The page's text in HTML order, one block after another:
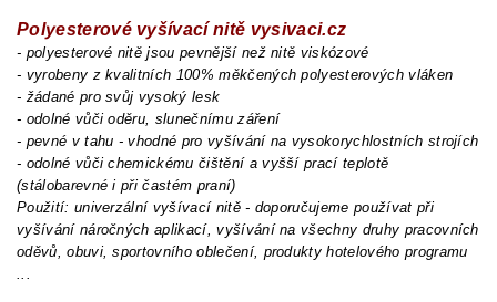
Polyesterové vyšívací nitě vysivaci.cz
- polyesterové nitě jsou pevnější než nitě viskózové
- vyrobeny z kvalitních 100% měkčených polyesterových vláken
- žádané pro svůj vysoký lesk
- odolné vůči oděru, slunečnímu záření
- pevné v tahu - vhodné pro vyšívání na vysokorychlostních strojích
- odolné vůči chemickému čištění a vyšší prací teplotě
(stálobarevné i při častém praní)
Použití: univerzální vyšívací nitě - doporučujeme používat při
vyšívání náročných aplikací, vyšívání na všechny druhy pracovních
oděvů, obuvi, sportovního oblečení, produkty hotelového programu
...